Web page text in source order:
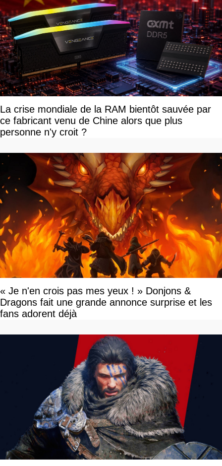
La crise mondiale de la RAM bientôt sauvée par
ce fabricant venu de Chine alors que plus
personne n'y croit ?
« Je n'en crois pas mes yeux ! » Donjons &
Dragons fait une grande annonce surprise et les
fans adorent déjà